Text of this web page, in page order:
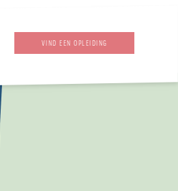
VIND EEN OPLEIDING